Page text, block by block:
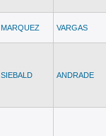
MARQUEZ VARGAS
SIEBALD ANDRADE